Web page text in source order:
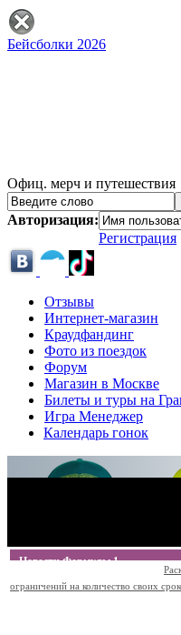
Бейсболки 2026
Офиц. мерч и путешествия
Авторизация:
Регистрация
Отзывы
Интернет-магазин
Краудфандинг
Фото из поездок
Форум
Магазин в Москве
Билеты и туры на
Игра Менеджер
Календарь гонок
Новости Формулы 1
ограничений на количество своих